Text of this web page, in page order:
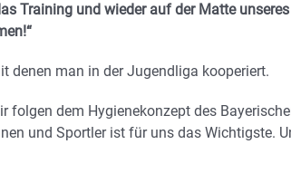
Training und wieder auf der Matte unseres
denen man in der Jugendliga kooperiert.
folgen dem Hygienekonzept des
und Sportler ist für uns das Wichtigste.